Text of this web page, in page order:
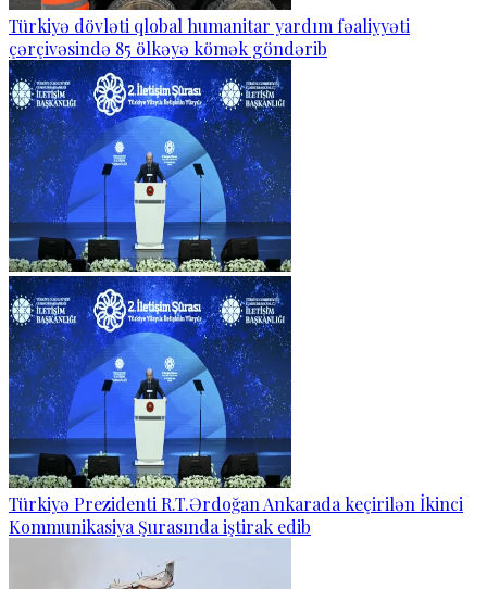
Türkiyə dövləti qlobal humanitar yardım fəaliyyəti
çərçivəsində 85 ölkəyə kömək göndərib
Türkiyə Prezidenti R.T.Ərdoğan Ankarada keçirilən İkinci
Kommunikasiya Şurasında iştirak edib